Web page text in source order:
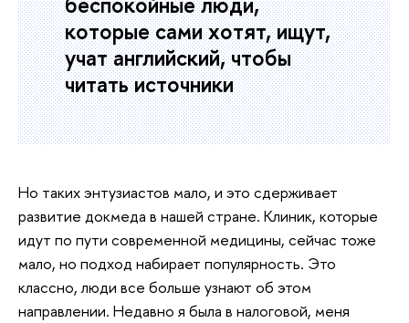
которые сами хотят, ищут,
учат английский, чтобы
читать источники
Но таких энтузиастов мало, и это сдерживает
развитие докмеда в нашей стране. Клиник, которые
идут по пути современной медицины, сейчас тоже
мало, но подход набирает популярность. Это
классно, люди все больше узнают об этом
направлении. Недавно я была в налоговой, меня